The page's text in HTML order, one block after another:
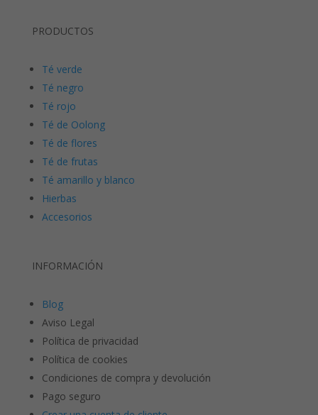
PRODUCTOS
Té verde
Té negro
Té rojo
Té de Oolong
Té de flores
Té de frutas
Té amarillo y blanco
Hierbas
Accesorios
INFORMACIÓN
Blog
Aviso Legal
Política de privacidad
Política de cookies
Condiciones de compra y devolución
Pago seguro